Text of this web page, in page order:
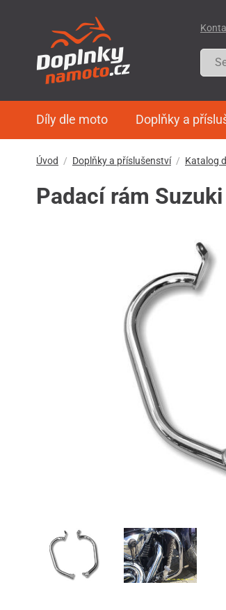
Díly dle moto Doplňky a
Úvod Doplňky a příslušenství Katalog
Padací rám